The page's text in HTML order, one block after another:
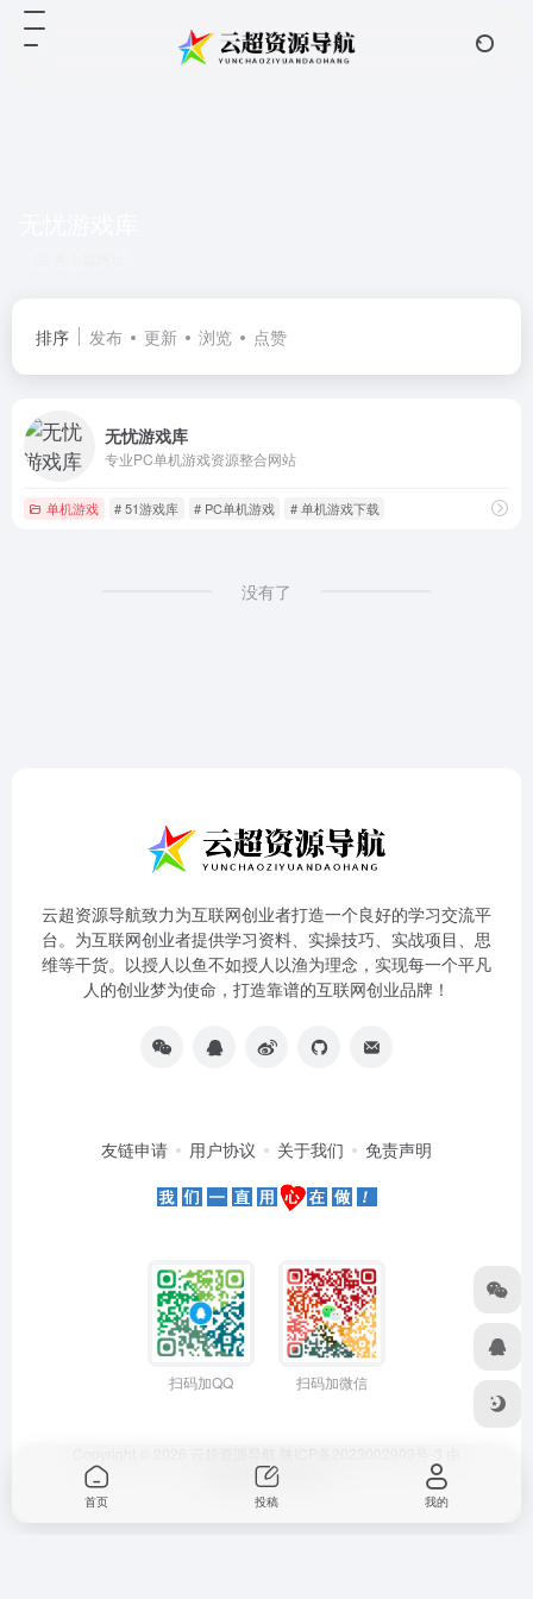
排序 发布 更新 浏览 点赞
无忧游戏库
专业PC单机游戏资源整合网站
单机游戏 # 51游戏库 # PC单机游戏 # 单机游戏下载
没有了
云超资源导航致力为互联网创业者打造一个良好的学习交流平
台。为互联网创业者提供学习资料、实操技巧、实战项目、思
维等干货。以授人以鱼不如授人以渔为理念，实现每一个平凡
人的创业梦为使命，打造靠谱的互联网创业品牌！
友链申请 用户协议 关于我们 免责声明
扫码加QQ 扫码加微信
OneNav强力驱动
首页 投稿 我的